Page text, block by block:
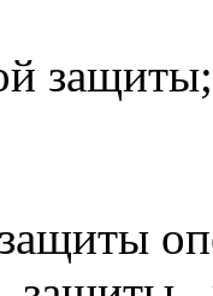
защиты;